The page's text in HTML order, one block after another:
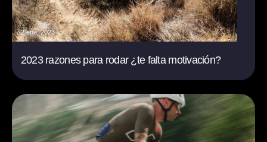
2 ene. 2023
2023 razones para rodar ¿te falta motivación?